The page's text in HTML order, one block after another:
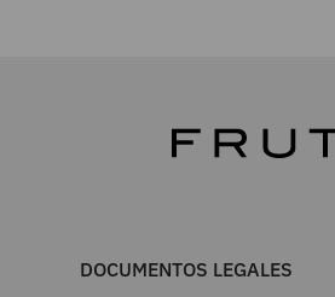
DOCUMENTOS LEGALES